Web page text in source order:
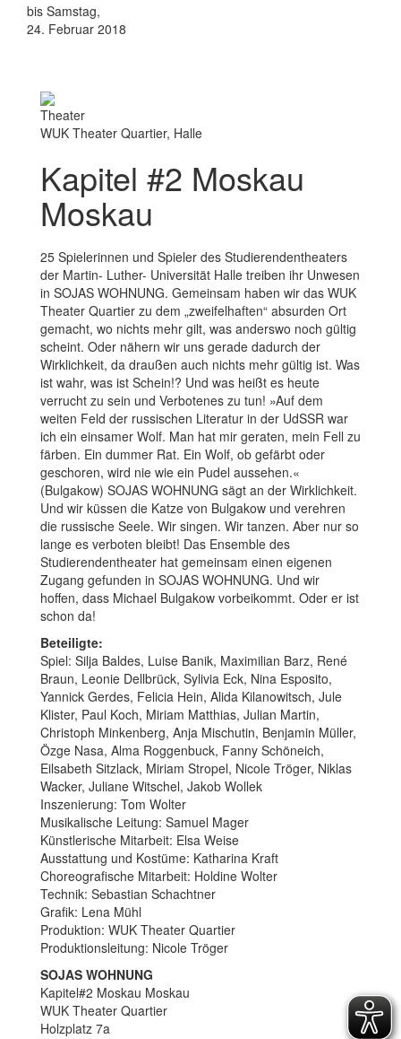
bis Samstag,
24. Februar 2018
Theater
WUK Theater Quartier, Halle
Kapitel #2 Moskau
Moskau
25 Spielerinnen und Spieler des Studierendentheaters
der Martin- Luther- Universität Halle treiben ihr Unwesen
in SOJAS WOHNUNG. Gemeinsam haben wir das WUK
Theater Quartier zu dem „zweifelhaften“ absurden Ort
gemacht, wo nichts mehr gilt, was anderswo noch gültig
scheint. Oder nähern wir uns gerade dadurch der
Wirklichkeit, da draußen auch nichts mehr gültig ist. Was
ist wahr, was ist Schein!? Und was heißt es heute
verrucht zu sein und Verbotenes zu tun! »Auf dem
weiten Feld der russischen Literatur in der UdSSR war
ich ein einsamer Wolf. Man hat mir geraten, mein Fell zu
färben. Ein dummer Rat. Ein Wolf, ob gefärbt oder
geschoren, wird nie wie ein Pudel aussehen.«
(Bulgakow) SOJAS WOHNUNG sägt an der Wirklichkeit.
Und wir küssen die Katze von Bulgakow und verehren
die russische Seele. Wir singen. Wir tanzen. Aber nur so
lange es verboten bleibt! Das Ensemble des
Studierendentheater hat gemeinsam einen eigenen
Zugang gefunden in SOJAS WOHNUNG. Und wir
hoffen, dass Michael Bulgakow vorbeikommt. Oder er ist
schon da!
Beteiligte:
Spiel: Silja Baldes, Luise Banik, Maximilian Barz, René
Braun, Leonie Dellbrück, Sylivia Eck, Nina Esposito,
Yannick Gerdes, Felicia Hein, Alida Kilanowitsch, Jule
Klister, Paul Koch, Miriam Matthias, Julian Martin,
Christoph Minkenberg, Anja Mischutin, Benjamin Müller,
Özge Nasa, Alma Roggenbuck, Fanny Schöneich,
Eilsabeth Sitzlack, Miriam Stropel, Nicole Tröger, Niklas
Wacker, Juliane Witschel, Jakob Wollek
Inszenierung: Tom Wolter
Musikalische Leitung: Samuel Mager
Künstlerische Mitarbeit: Elsa Weise
Ausstattung und Kostüme: Katharina Kraft
Choreografische Mitarbeit: Holdine Wolter
Technik: Sebastian Schachtner
Grafik: Lena Mühl
Produktion: WUK Theater Quartier
Produktionsleitung: Nicole Tröger
SOJAS WOHNUNG
Kapitel#2 Moskau Moskau
WUK Theater Quartier
Holzplatz 7a